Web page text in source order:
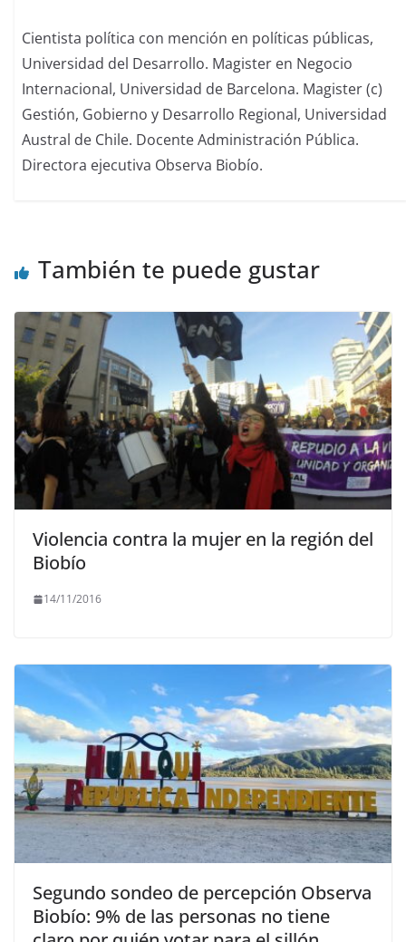
Cientista política con mención en políticas públicas,
Universidad del Desarrollo. Magister en Negocio
Internacional, Universidad de Barcelona. Magister (c)
Gestión, Gobierno y Desarrollo Regional, Universidad
Austral de Chile. Docente Administración Pública.
Directora ejecutiva Observa Biobío.
También te puede gustar
Violencia contra la mujer en la región del
Biobío
14/11/2016
Segundo sondeo de percepción Observa
Biobío: 9% de las personas no tiene